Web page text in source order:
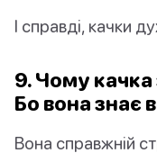
І справді, качки
9. Чому
Бо вона знає
Вона справжній